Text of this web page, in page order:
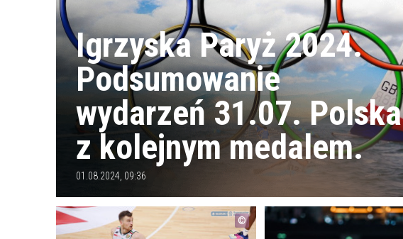
Igrzyska Paryż 2024.
Podsumowanie
wydarzeń 31.07. Polska
z kolejnym medalem.
01.08.2024, 09:36